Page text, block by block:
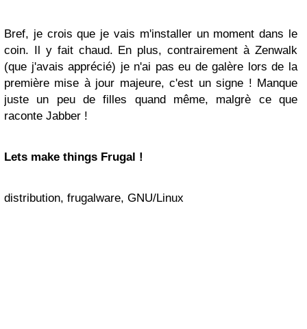
Bref, je crois que je vais m'installer un moment dans le
coin. Il y fait chaud. En plus, contrairement à Zenwalk
(que j'avais apprécié) je n'ai pas eu de galère lors de la
première mise à jour majeure, c'est un signe ! Manque
juste un peu de filles quand même, malgrè ce que
raconte Jabber !
Lets make things Frugal !
distribution, frugalware, GNU/Linux